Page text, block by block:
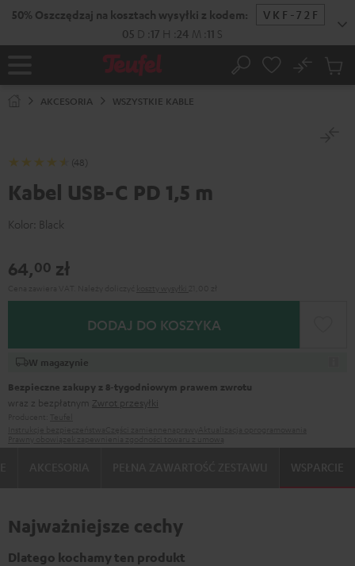
DO
50% Oszczędzaj na kosztach wysyłki z kodem:
VKF-72F
05 D 17 H 24 M 10 S
Strona
Szukaj
No
AKCESORIA WSZYSTKIE KABLE
(48)
Kabel USB-C PD 1,5 m
Kolor: Black
64,00 zł
DODAJ DO KOSZYKA
W magazynie
Bezpieczne zakupy z 8‑tygodniowym prawem zwrotu
wraz z bezpłatnym Zwrot przesyłki
WSPARCIE
Najważniejsze cechy
Dlatego kochamy ten produkt